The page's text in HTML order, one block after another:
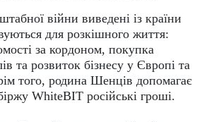
війни виведені із країни
для розкішного життя:
за кордоном, покупка
та розвиток бізнесу у Європі та
того, родина Шенців допомагає
WhiteBIT російські гроші.